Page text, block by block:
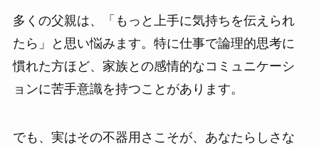
多くの父親は、「もっと上手に気持ちを伝えられ
たら」と思い悩みます。特に仕事で論理的思考に
慣れた方ほど、家族との感情的なコミュニケーシ
ョンに苦手意識を持つことがあります。
でも、実はその不器用さこそが、あなたらしさな